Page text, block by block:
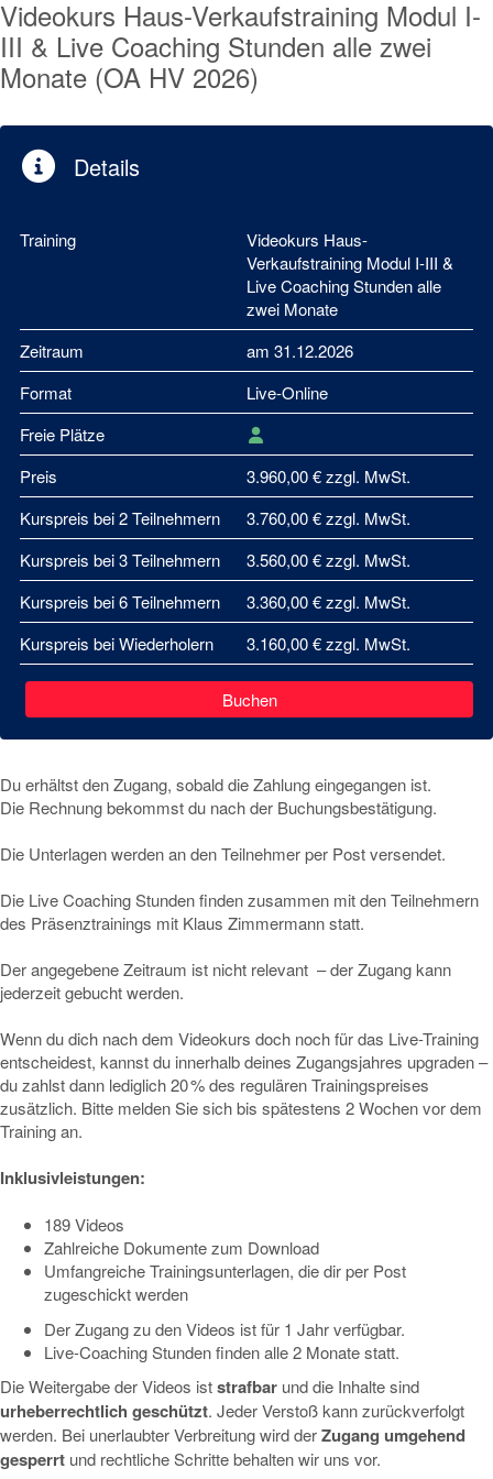
Videokurs Haus-Verkaufstraining Modul I-
III & Live Coaching Stunden alle zwei
Monate (OA HV 2026)
Details
Training
Videokurs Haus-
Verkaufstraining Modul I-III &
Live Coaching Stunden alle
zwei Monate
Zeitraum
am 31.12.2026
Format
Live-Online
Freie Plätze
Preis
3.960,00 € zzgl. MwSt.
Kurspreis bei 2 Teilnehmern
3.760,00 € zzgl. MwSt.
Kurspreis bei 3 Teilnehmern
3.560,00 € zzgl. MwSt.
Kurspreis bei 6 Teilnehmern
3.360,00 € zzgl. MwSt.
Kurspreis bei Wiederholern
3.160,00 € zzgl. MwSt.
Buchen
Du erhältst den Zugang, sobald die Zahlung eingegangen ist.
Die Rechnung bekommst du nach der Buchungsbestätigung.
Die Unterlagen werden an den Teilnehmer per Post versendet.
Die Live Coaching Stunden finden zusammen mit den Teilnehmern
des Präsenztrainings mit Klaus Zimmermann statt.
Der angegebene Zeitraum ist nicht relevant – der Zugang kann
jederzeit gebucht werden.
Wenn du dich nach dem Videokurs doch noch für das Live-Training
entscheidest, kannst du innerhalb deines Zugangsjahres upgraden –
du zahlst dann lediglich 20 % des regulären Trainingspreises
zusätzlich. Bitte melden Sie sich bis spätestens 2 Wochen vor dem
Training an.
Inklusivleistungen:
189 Videos
Zahlreiche Dokumente zum Download
Umfangreiche Trainingsunterlagen, die dir per Post
zugeschickt werden
Der Zugang zu den Videos ist für 1 Jahr verfügbar.
Live-Coaching Stunden finden alle 2 Monate statt.
Die Weitergabe der Videos iststrafbar und die Inhalte sind
urheberrechtlich geschützt. Jeder Verstoß kann zurückverfolgt
werden. Bei unerlaubter Verbreitung wird derZugang umgehend
gesperrt und rechtliche Schritte behalten wir uns vor.